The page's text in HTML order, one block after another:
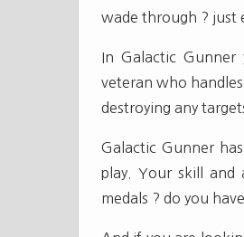
wade through ? just
In Galactic
veteran who
destroying any
Galactic Gunner
play. Your skill and
medals ? do you